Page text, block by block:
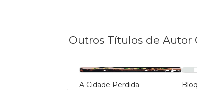
Outros Títulos de Autor
A Cidade Perdida